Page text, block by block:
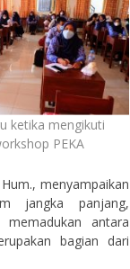
ketika mengikuti
PEKA
menyampaikan
jangka panjang,
antara
bagian dari